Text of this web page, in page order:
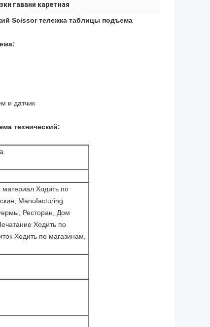
гавани каретная
Scissor тележка таблицы подъема
и датчик
технический:
Ходить по
Manufacturing
Ресторан, Дом
Ходить по
Ходить по магазинам,